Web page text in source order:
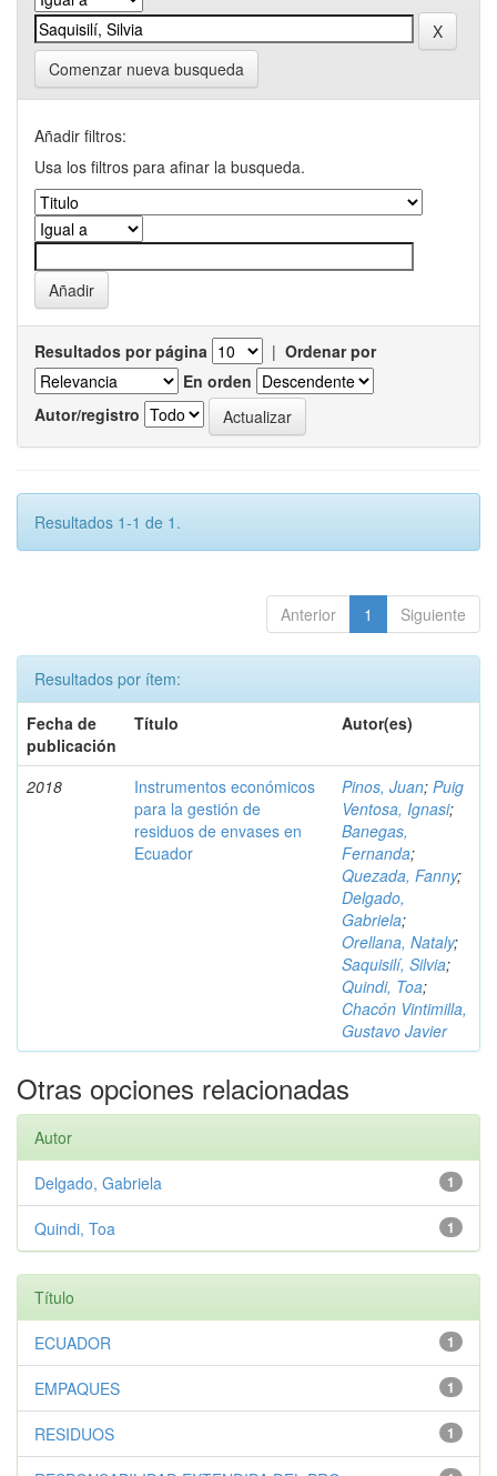
Comenzar nueva busqueda
Añadir filtros:
Usa los filtros para afinar la busqueda.
Resultados por página | Ordenar por
En orden
Autor/registro
Resultados 1-1 de 1.
Anterior 1 Siguiente
Resultados por ítem:
Fecha de
publicación
Título Autor(es)
2018
Instrumentos económicos
para la gestión de
residuos de envases en
Ecuador
Pinos, Juan; Puig
Ventosa, Ignasi;
Banegas,
Fernanda;
Quezada, Fanny;
Delgado,
Gabriela;
Orellana, Nataly;
Saquisilí, Silvia;
Quindi, Toa;
Chacón Vintimilla,
Gustavo Javier
Otras opciones relacionadas
Autor
1
Delgado, Gabriela
1
Quindi, Toa
Título
1
ECUADOR
1
EMPAQUES
1
RESIDUOS